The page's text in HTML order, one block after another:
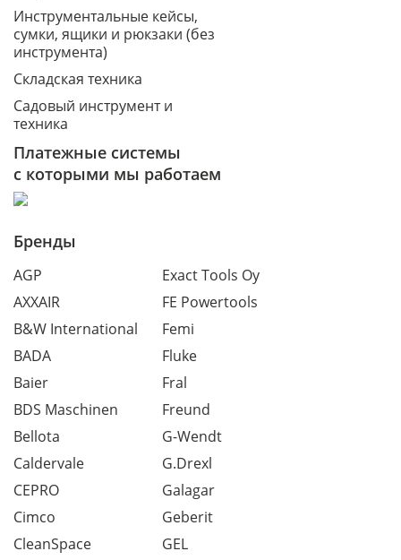
Инструментальные кейсы,
сумки, ящики и рюкзаки (без
инструмента)
Складская техника
Садовый инструмент и
техника
Платежные системы
с которыми мы работаем
Бренды
AGP
AXXAIR
B&W International
BADA
Baier
BDS Maschinen
Bellota
Caldervale
CEPRO
Cimco
CleanSpace
Exact Tools Oy
FE Powertools
Femi
Fluke
Fral
Freund
G-Wendt
G.Drexl
Galagar
Geberit
GEL